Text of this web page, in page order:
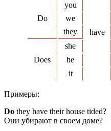
you
Do
we
they
have
she
Does
he
it
Примеры:
Do they have their house tided?
Они убирают в своем доме?